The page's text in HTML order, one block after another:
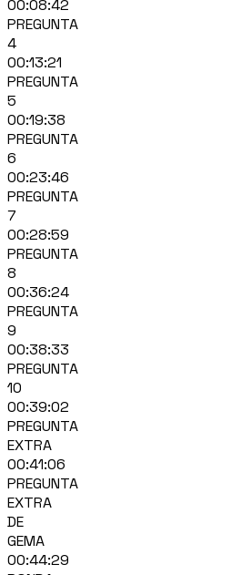
00:08:42
PREGUNTA
4
00:13:21
PREGUNTA
5
00:19:38
PREGUNTA
6
00:23:46
PREGUNTA
7
00:28:59
PREGUNTA
8
00:36:24
PREGUNTA
9
00:38:33
PREGUNTA
10
00:39:02
PREGUNTA
EXTRA
00:41:06
PREGUNTA
EXTRA
DE
GEMA
00:44:29